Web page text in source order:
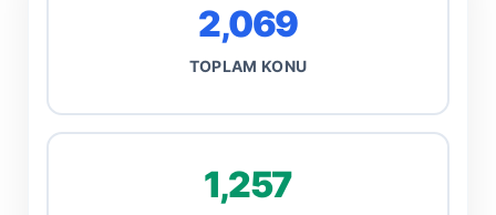
2,069
TOPLAM KONU
1,257